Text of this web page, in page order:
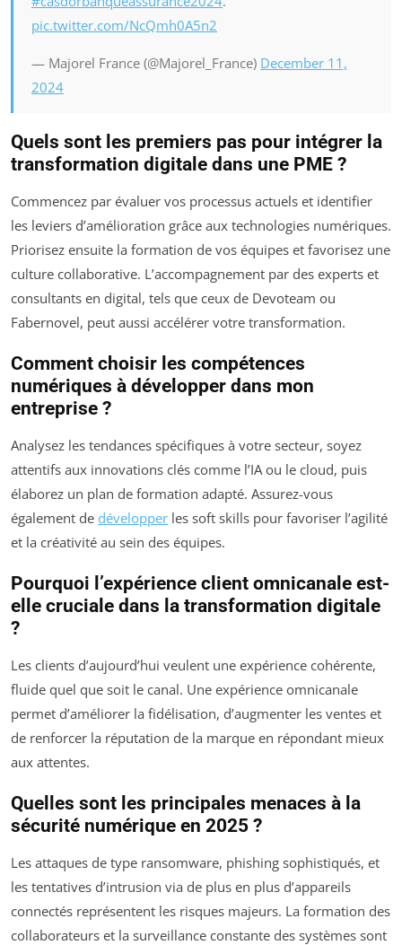
pic.twitter.com/NcQmh0A5n2
— Majorel France (@Majorel_France) December 11,
2024
Quels sont les premiers pas pour intégrer la
transformation digitale dans une PME ?
Commencez par évaluer vos processus actuels et identifier
les leviers d’amélioration grâce aux technologies numériques.
Priorisez ensuite la formation de vos équipes et favorisez une
culture collaborative. L’accompagnement par des experts et
consultants en digital, tels que ceux de Devoteam ou
Fabernovel, peut aussi accélérer votre transformation.
Comment choisir les compétences
numériques à développer dans mon
entreprise ?
Analysez les tendances spécifiques à votre secteur, soyez
attentifs aux innovations clés comme l’IA ou le cloud, puis
élaborez un plan de formation adapté. Assurez-vous
également de développer les soft skills pour favoriser l’agilité
et la créativité au sein des équipes.
Pourquoi l’expérience client omnicanale est-
elle cruciale dans la transformation digitale
?
Les clients d’aujourd’hui veulent une expérience cohérente,
fluide quel que soit le canal. Une expérience omnicanale
permet d’améliorer la fidélisation, d’augmenter les ventes et
de renforcer la réputation de la marque en répondant mieux
aux attentes.
Quelles sont les principales menaces à la
sécurité numérique en 2025 ?
Les attaques de type ransomware, phishing sophistiqués, et
les tentatives d’intrusion via de plus en plus d’appareils
connectés représentent les risques majeurs. La formation des
collaborateurs et la surveillance constante des systèmes sont